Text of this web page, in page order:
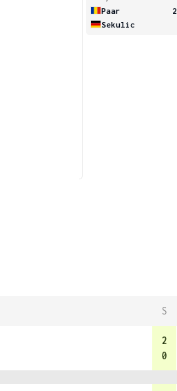
Paar
2
Sekulic
S
2
0